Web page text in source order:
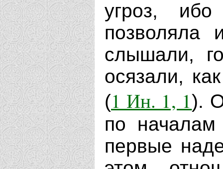
угроз,
слышали,
осязали,
(1 Ин. 1, 1).
по началам
первые